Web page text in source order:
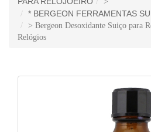
* BERGEON FERRAMENTAS
> Bergeon Desoxidante Suiço para
Relógios